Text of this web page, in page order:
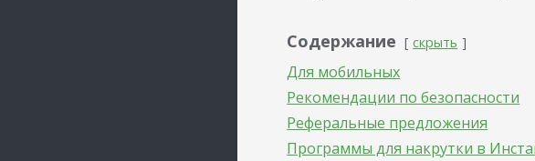
Содержание скрыть
Для мобильных
Рекомендации по безопасности
Реферальные предложения
Программы для накрутки в